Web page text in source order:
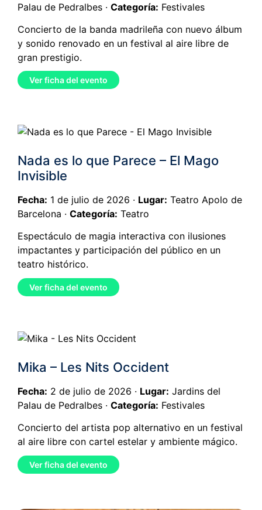
Palau de Pedralbes · Categoría: Festivales
Concierto de la banda madrileña con nuevo álbum
y sonido renovado en un festival al aire libre de
gran prestigio.
Ver ficha del evento
Nada es lo que Parece – El Mago
Invisible
Fecha: 1 de julio de 2026 · Lugar: Teatro Apolo de
Barcelona · Categoría: Teatro
Espectáculo de magia interactiva con ilusiones
impactantes y participación del público en un
teatro histórico.
Ver ficha del evento
Mika – Les Nits Occident
Fecha: 2 de julio de 2026 · Lugar: Jardins del
Palau de Pedralbes · Categoría: Festivales
Concierto del artista pop alternativo en un festival
al aire libre con cartel estelar y ambiente mágico.
Ver ficha del evento